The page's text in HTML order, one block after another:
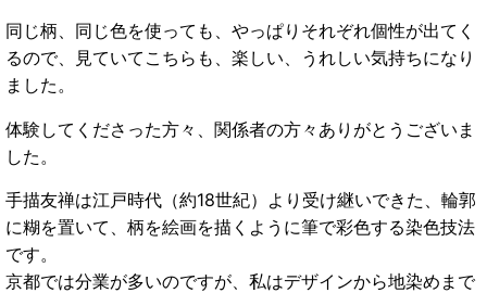
同じ柄、同じ色を使っても、やっぱりそれぞれ個性が出てく
るので、見ていてこちらも、楽しい、うれしい気持ちになり
ました。
体験してくださった方々、関係者の方々ありがとうございま
した。
手描友禅は江戸時代（約18世紀）より受け継いできた、輪郭
に糊を置いて、柄を絵画を描くように筆で彩色する染色技法
です。
京都では分業が多いのですが、私はデザインから地染めまで